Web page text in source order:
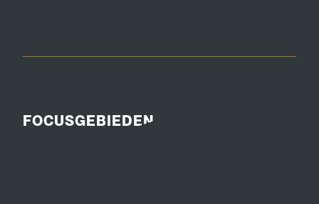
FOCUSGEBIEDEN